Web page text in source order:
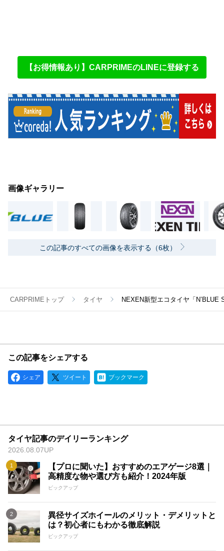
【お得情報あり】CARPRIMEのLINEに登録する
画像ギャラリー
この記事のすべての画像を表示する（6枚）
CARPRIMEトップ タイヤ NEXEN新型エコタイヤ「
この記事をシェアする
シェア ツイート ブックマーク
タイヤ記事のデイリーランキング
2026.08.07UP
【プロに聞いた】おすすめのエアゲージ8選｜
高精度な物や選び方も紹介！2024年版
ピックアップ
異径サイズホイールのメリット・デメリットと
は？初心者にもわかる徹底解説
ピックアップ